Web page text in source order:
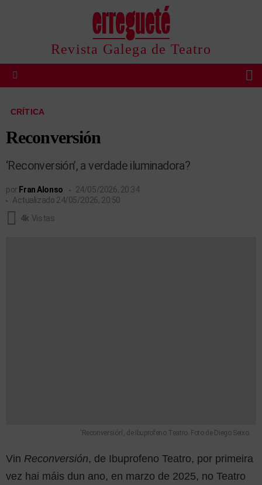
Revista Galega de Teatro
CRÍTICA
Reconversión
‘Reconversión’, a verdade iluminadora?
por Fran Alonso
24/05/2026, 20:34
Actualizado 24/05/2026, 20:50
4k Vistas
'Reconversión', de Ibuprofeno Teatro. Foto de Diego Seixo.
Vin Reconversión, de Ibuprofeno Teatro, por primeira
vez hai máis dun ano, en marzo de 2025, no Teatro